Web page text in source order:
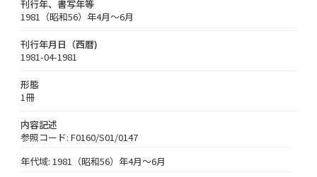
刊行年、書写年等
1981（昭和56）年4月～6月
刊行年月日（西暦)
1981-04-1981
形態
1冊
内容記述
参照コード: F0160/S01/0147
年代域: 1981（昭和56）年4月～6月